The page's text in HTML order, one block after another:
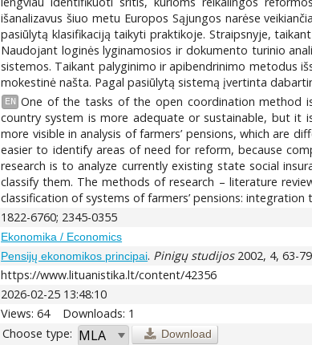
išanalizavus šiuo metu Europos Sąjungos narėse
pasiūlytą klasifikaciją taikyti praktikoje. Straipsnyje,
Naudojant loginės lyginamosios ir dokumento turinio
sistemos. Taikant palyginimo ir apibendrinimo metodus
mokestinė našta. Pagal pasiūlytą sistemą įvertinta
EN One of the tasks of the open coordination method
country system is more adequate or sustainable, but it
more visible in analysis of farmers’ pensions, which are
easier to identify areas of need for reform, because
research is to analyze currently existing state social
classify them. The methods of research – literature
classification of systems of farmers’ pensions:
1822-6760; 2345-0355
Ekonomika / Economics
Pensijų ekonomikos principai. Pinigų studijos2002, 4, 63-
https://www.lituanistika.lt/content/42356
2026-02-25 13:48:10
Views: 64
Downloads: 1
Choose type: Download